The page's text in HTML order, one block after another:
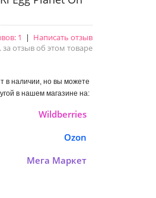
1 | Написать отзыв
отзыв об этом товаре
в наличии, но вы можете
в нашем магазине на:
Wildberries
Ozon
Мега Маркет